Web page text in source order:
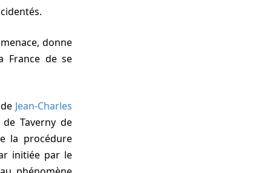
France de se
Jean-Charles
Taverny de
la procédure
initiée par le